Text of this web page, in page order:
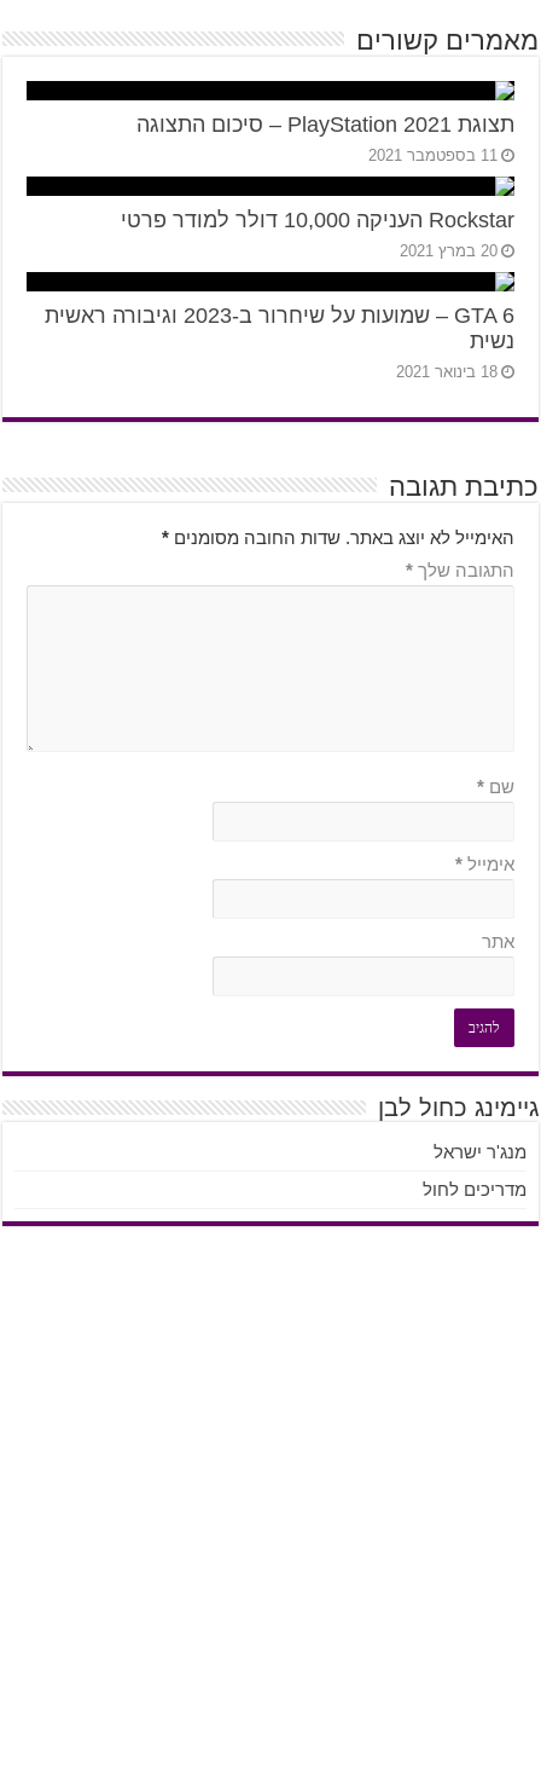
מאמרים קשורים
תצוגת PlayStation 2021 – סיכום התצוגה
11 בספטמבר 2021
Rockstar העניקה 10,000 דולר למודר פרטי
20 במרץ 2021
GTA 6 – שמועות על שיחרור ב-2023 וגיבורה ראשית
נשית
18 בינואר 2021
כתיבת תגובה
האימייל לא יוצג באתר. שדות החובה מסומנים *
התגובה שלך *
שם *
אימייל *
אתר
גיימינג כחול לבן
מנג'ר ישראל
מדריכים לחול